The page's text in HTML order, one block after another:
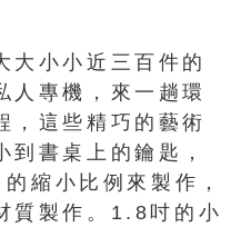
大小小近三百件的
人專機，來一趟環
，這些精巧的藝術
到書桌上的鑰匙，
縮小比例來製作，
質製作。1.8吋的小